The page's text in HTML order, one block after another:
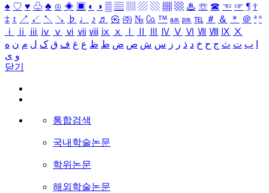
♠ ♡ ♥ ♧ ♣ ⊙ ◈ ▣ ◐ ◑ ▒ ▤ ▨ ▧ ▦ ▩ ♨ ☏ ☎ ☜ ☞ ¶ †
‡ ↕ ↗ ↙ ↖ ↘ ♭ ♩ ♪ ♬ ㉿ ㈜ № ㏇ ™ ㏂ ㏘ ℡ ＃ ＆ ＊ ＠ ª º
ⅰ
ⅱ ⅲ ⅳ ⅴ ⅵ ⅶ ⅷ ⅸ ⅹ Ⅳ Ⅴ Ⅵ Ⅶ Ⅷ Ⅸ Ⅹ
ب ت ث ج ح خ د ذ ر ز س ش ص ض ط ظ ع غ ف ق ک ل م ن ه
و ی
닫기
통합검색
국내학술논문
학위논문
해외학술논문